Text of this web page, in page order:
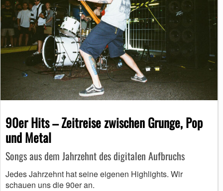
90er Hits – Zeitreise zwischen Grunge, Pop
und Metal
Songs aus dem Jahrzehnt des digitalen Aufbruchs
Jedes Jahrzehnt hat seine eigenen Highlights. Wir
schauen uns die 90er an.